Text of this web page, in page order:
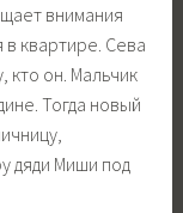
внимания
в квартире. Сева
кто он. Мальчик
Тогда новый
дяди Миши под